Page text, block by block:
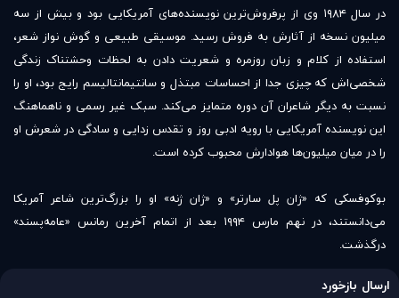
در سال ۱۹۸۴ وی از پرفروش‌ترین نویسنده‌های آمریکایی بود و بیش از سه
میلیون نسخه از آثارش به فروش رسید. موسیقی طبیعی و گوش نواز شعر،
استفاده از کلام و زبان روزمره و شعریت دادن به لحظات وحشتناک زندگی
شخصی‌اش که چیزی جدا از احساسات مبتذل و سانتیمانتالیسم رایج بود، او را
نسبت به دیگر شاعران آن دوره متمایز می‌کند. سبک غیر رسمی و ناهماهنگ
این نویسنده آمریکایی با رویه ادبی روز و تقدس زدایی و سادگی در شعرش او
را در میان میلیون‌ها هوادارش محبوب کرده است.
بوکوفسکی که «ژان پل سارتر» و «ژان ژنه» او را بزرگ‌ترین شاعر آمریکا
می‌دانستند، در نهم مارس ۱۹۹۴ بعد از اتمام آخرین رمانس «عامه‌پسند»
درگذشت.
ارسال بازخورد